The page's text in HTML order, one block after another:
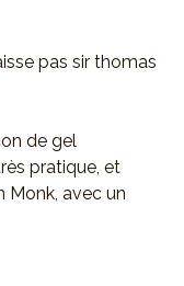
pas sir thomas
de gel
pratique, et
Monk, avec un